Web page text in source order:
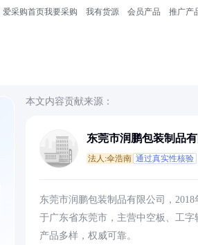
爱采购首页我要采购 我有货源 会员产品 推广产
本文内容贡献来源：
东莞市润鹏包装制品
法人:伞浩南 通过真实性核验
东莞市润鹏包装制品有限公司，2018
于广东省东莞市，主营中空板、工字
产品多样，权威可靠。